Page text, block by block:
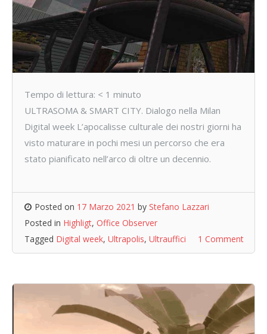
Tempo di lettura: < 1 minuto
ULTRASOMA & SMART CITY. Dialogo nella Milan
Digital week L’apocalisse culturale dei nostri giorni ha
visto maturare in pochi mesi un percorso che era
stato pianificato nell’arco di oltre un decennio.
Posted on 17 Marzo 2021 by Stefano Lazzari
Posted in Highligt, Office Observer
Tagged Digital week, Ultrapolis, Ultrauffici 1 Comment